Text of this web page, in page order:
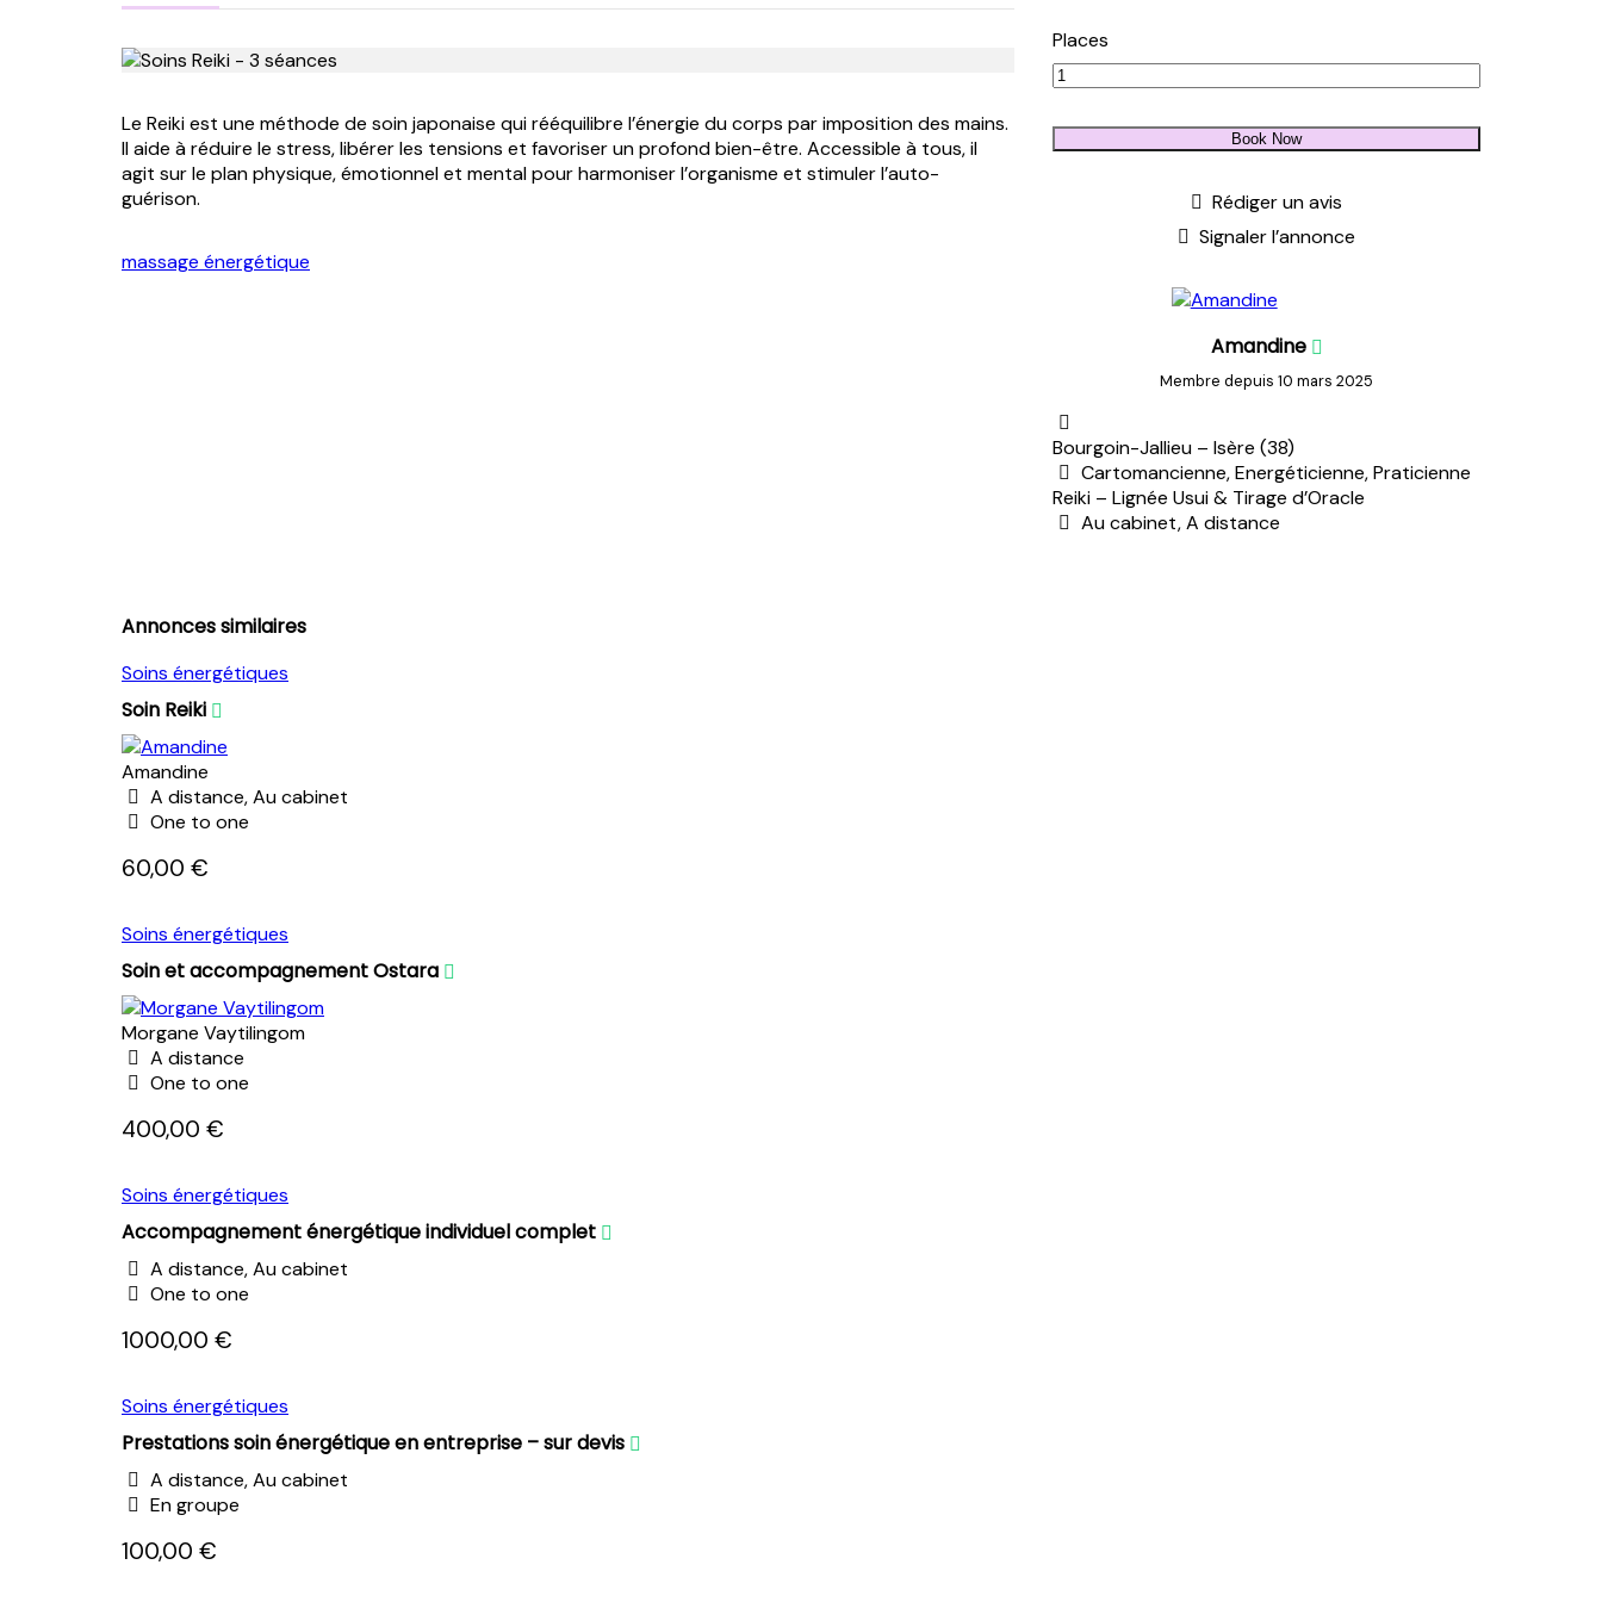
Le Reiki est une méthode de soin japonaise qui rééquilibre l’énergie du corps par imposition des mains.
Il aide à réduire le stress, libérer les tensions et favoriser un profond bien-être. Accessible à tous, il
agit sur le plan physique, émotionnel et mental pour harmoniser l’organisme et stimuler l’auto-
guérison.
massage énergétique
Places
Book Now
Rédiger un avis
Signaler l’annonce
Amandine
Membre depuis 10 mars 2025
Bourgoin-Jallieu – Isère (38)
Cartomancienne, Energéticienne, Praticienne
Reiki – Lignée Usui & Tirage d’Oracle
Au cabinet, A distance
Annonces similaires
Soins énergétiques
Soin Reiki
Amandine
A distance, Au cabinet
One to one
60,00 €
Soins énergétiques
Soin et accompagnement Ostara
Morgane Vaytilingom
A distance
One to one
400,00 €
Soins énergétiques
Accompagnement énergétique individuel complet
A distance, Au cabinet
One to one
1000,00 €
Soins énergétiques
Prestations soin énergétique en entreprise – sur devis
A distance, Au cabinet
En groupe
100,00 €